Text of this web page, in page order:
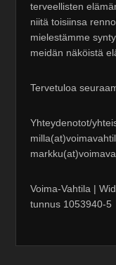
terveellisten
niitä toisiinsa
mielestämme
meidän näköistä
Tervetuloa
Yhteydenotot/
Voima-Vahtila |
tunnus 1053940-5